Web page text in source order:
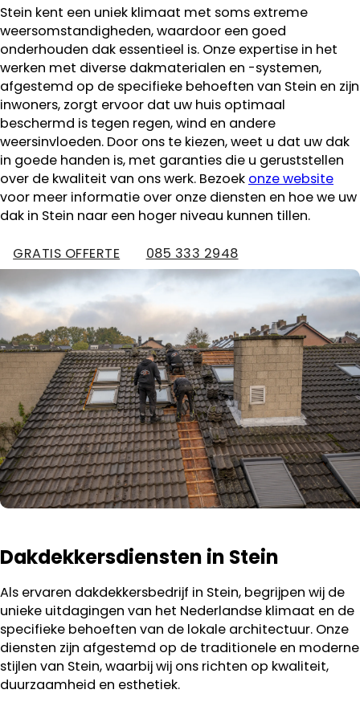
Stein kent een uniek klimaat met soms extreme
weersomstandigheden, waardoor een goed
onderhouden dak essentieel is. Onze expertise in het
werken met diverse dakmaterialen en -systemen,
afgestemd op de specifieke behoeften van Stein en zijn
inwoners, zorgt ervoor dat uw huis optimaal
beschermd is tegen regen, wind en andere
weersinvloeden. Door ons te kiezen, weet u dat uw dak
in goede handen is, met garanties die u geruststellen
over de kwaliteit van ons werk. Bezoek onze website
voor meer informatie over onze diensten en hoe we uw
dak in Stein naar een hoger niveau kunnen tillen.
GRATIS OFFERTE 085 333 2948
Dakdekkersdiensten in Stein
Als ervaren dakdekkersbedrijf in Stein, begrijpen wij de
unieke uitdagingen van het Nederlandse klimaat en de
specifieke behoeften van de lokale architectuur. Onze
diensten zijn afgestemd op de traditionele en moderne
stijlen van Stein, waarbij wij ons richten op kwaliteit,
duurzaamheid en esthetiek.